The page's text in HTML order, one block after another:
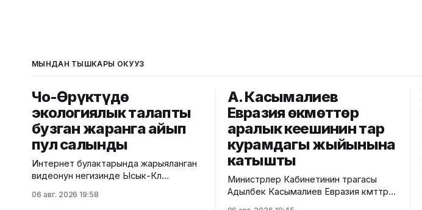
МЫНДАН ТЫШКАРЫ ОКУҢУЗ
Чоң-Өрүктүдө
экологиялык талапты
бузган жаранга айып
пул салынды
Интернет булактарында жарыяланган
видеонун негизинде Ысык-Көл
таштанды калдыктарын
06 авг. 2026 19:58
А. Касымалиев
Евразия өкмөттөр
аралык кеңешинин тар
курамдагы жыйынына
катышты
Министрлер Кабинетинин төрагасы
Адылбек Касымалиев Евразия өкмөттөр